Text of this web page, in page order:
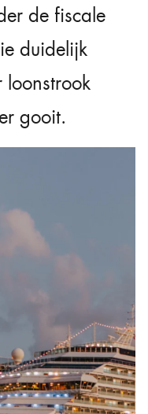
de fiscale
duidelijk
gooit.